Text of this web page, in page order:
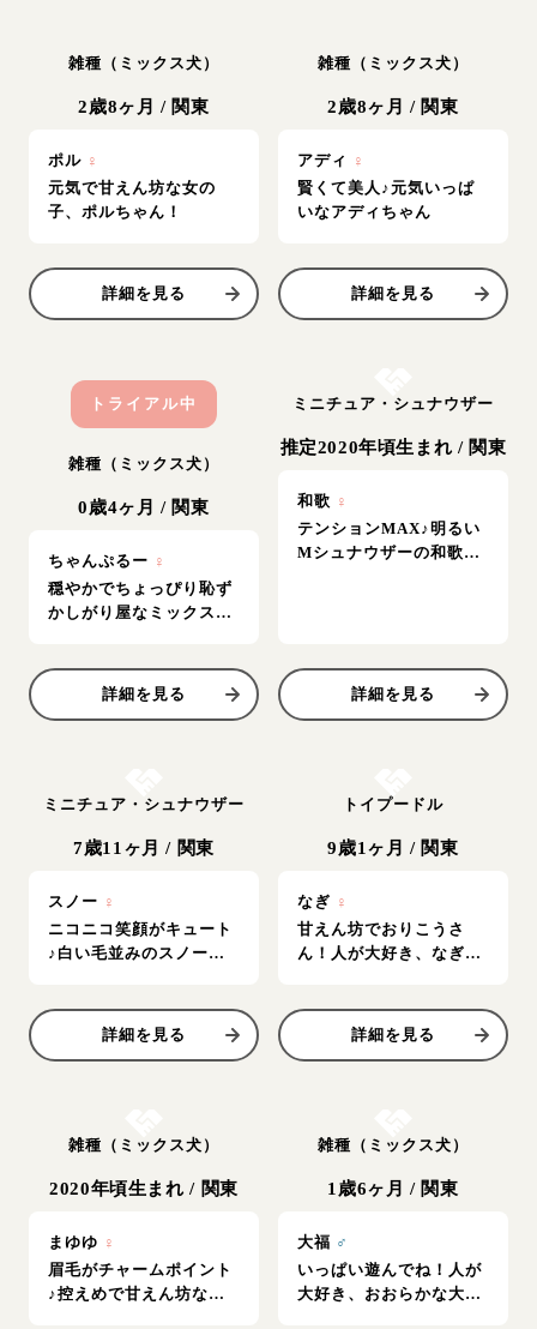
雑種（ミックス犬）
2歳8ヶ月 / 関東
ポル ♀
元気で甘えん坊な女の
子、ポルちゃん！
詳細を見る
雑種（ミックス犬）
2歳8ヶ月 / 関東
アディ
♀
賢くて美人♪元気いっぱ
いなアディちゃん
詳細を見る
トライアル中
雑種（ミックス犬）
0歳4ヶ月 / 関東
ちゃんぷるー ♀
穏やかでちょっぴり恥ず
かしがり屋なミックスの
詳細を見る
ミニチュア・シュナウザー
推定2020年頃生まれ/ 関東
和歌 ♀
テンションMAX♪明るい
Mシュナウザーの和歌ち
詳細を見る
ミニチュア・シュナウザー
7歳11ヶ月 / 関東
スノー ♀
ニコニコ笑顔がキュート
♪白い毛並みのスノーち
詳細を見る
トイプードル
9歳1ヶ月 / 関東
なぎ ♀
甘えん坊でおりこうさ
ん！人が大好き、なぎち
詳細を見る
雑種（ミックス犬）
2020年頃生まれ/ 関東
まゆゆ ♀
眉毛がチャームポイント
♪控えめで甘えん坊な、
雑種（ミックス犬）
1歳6ヶ月 / 関東
大福 ♂
いっぱい遊んでね！人が
大好き、おおらかな大福